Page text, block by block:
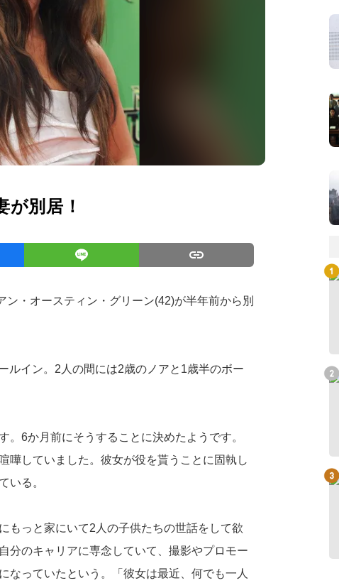
別居！
・オースティン・グリーン(42)が半年前から別
ルイン。2人の間には2歳のノアと1歳半のボー
。6か月前にそうすることに決めたようです。
嘩していました。彼女が役を貰うことに固執し
いる。
もっと家にいて2人の子供たちの世話をして欲
分のキャリアに専念していて、撮影やプロモー
なっていたという。「彼女は最近、何でも一人